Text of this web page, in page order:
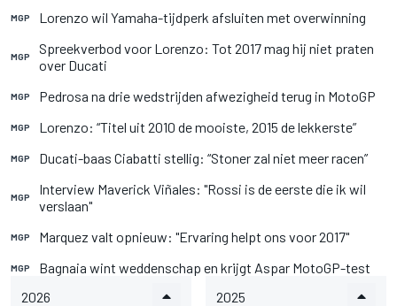
MGP Lorenzo wil Yamaha-tijdperk afsluiten met overwinning
MGP
Spreekverbod voor Lorenzo: Tot 2017 mag hij niet praten
over Ducati
MGP Pedrosa na drie wedstrijden afwezigheid terug in MotoGP
MGP Lorenzo: “Titel uit 2010 de mooiste, 2015 de lekkerste”
MGP Ducati-baas Ciabatti stellig: “Stoner zal niet meer racen”
MGP
Interview Maverick Viñales: "Rossi is de eerste die ik wil
verslaan"
MGP Marquez valt opnieuw: "Ervaring helpt ons voor 2017"
MGP
Bagnaia wint weddenschap en krijgt Aspar MotoGP-test
2026
2025